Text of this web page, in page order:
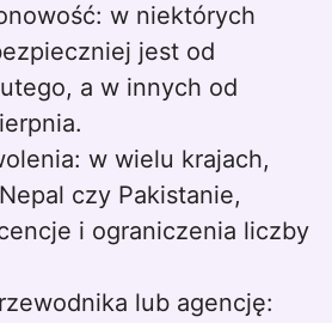
w niektórych
jest od
a w innych od
w wielu krajach,
czy Pakistanie,
i ograniczenia liczby
lub agencję: